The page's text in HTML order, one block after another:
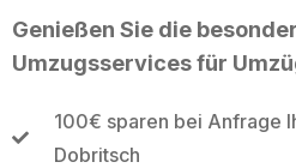
Genießen Sie die
Umzugsservices für
100€ sparen bei Anfrage
Dobritsch